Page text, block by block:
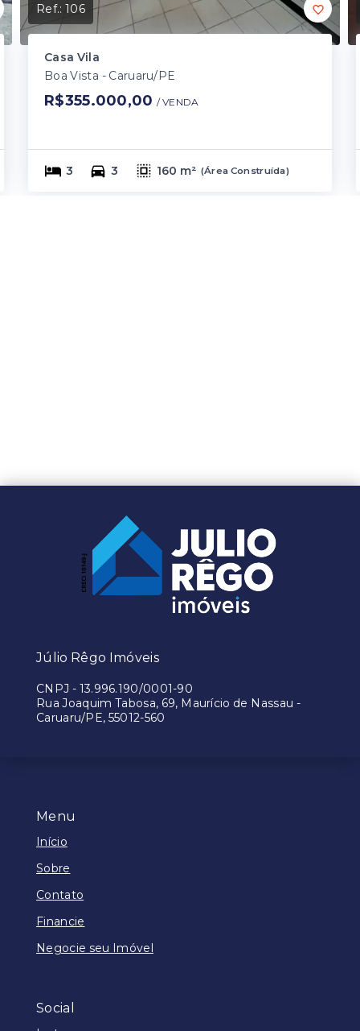
Ref.:106
Casa Vila
Boa Vista - Caruaru/PE
R$355.000,00 / VENDA
3 3 160 m² (Área Construída)
Menu
Início
Sobre
Contato
Financie
Negocie seu Imóvel
Social
Júlio Rêgo Imóveis
CNPJ - 13.996.190/0001-90
Rua Joaquim Tabosa, 69, Maurício de Nassau -
Caruaru/PE, 55012-560